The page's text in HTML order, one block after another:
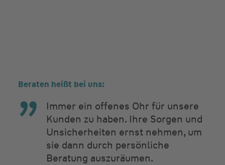
Beraten heißt bei uns:
Immer ein offenes Ohr für unsere
Kunden zu haben. Ihre Sorgen und
Unsicherheiten ernst nehmen, um
sie dann durch persönliche
Beratung auszuräumen.